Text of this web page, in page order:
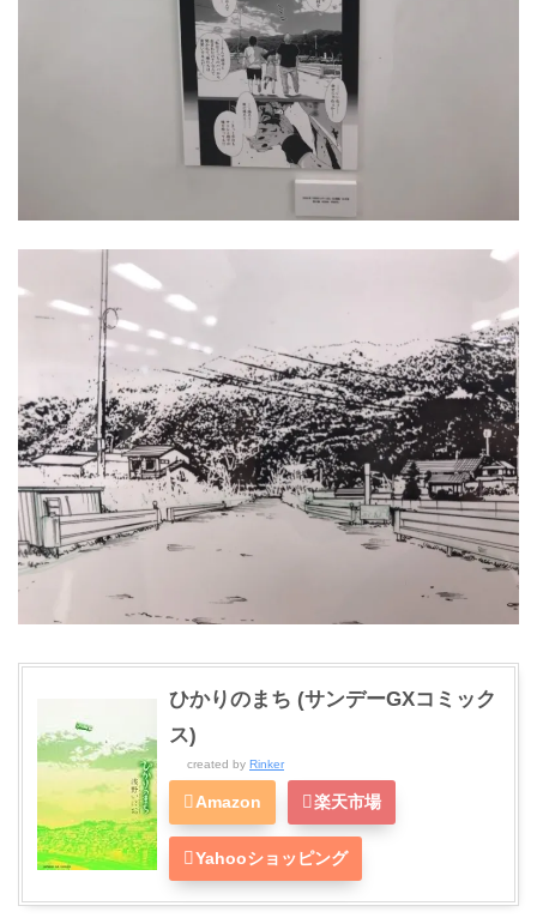
ひかりのまち (サンデーGXコミック
ス)
created by Rinker
Amazon 楽天市場
Yahooショッピング